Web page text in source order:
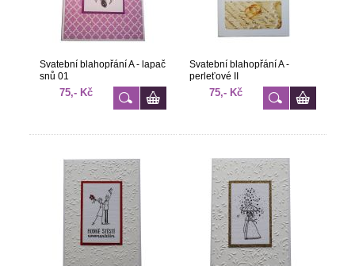
Svatební blahopřání A - lapač
snů 01
75,- Kč
Svatební blahopřání A -
perleťové II
75,- Kč